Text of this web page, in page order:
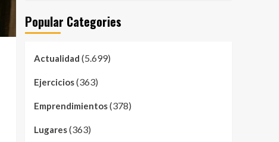
Popular Categories
Actualidad (5.699)
Ejercicios(363)
Emprendimientos(378)
Lugares(363)